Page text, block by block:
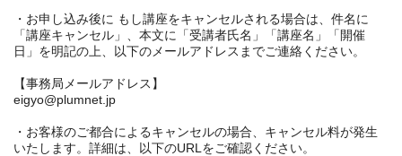
・お申し込み後に もし講座をキャンセルされる場合は、件名に
「講座キャンセル」、本文に「受講者氏名」「講座名」「開催
日」を明記の上、以下のメールアドレスまでご連絡ください。
【事務局メールアドレス】
eigyo@plumnet.jp
・お客様のご都合によるキャンセルの場合、キャンセル料が発生
いたします。詳細は、以下のURLをご確認ください。